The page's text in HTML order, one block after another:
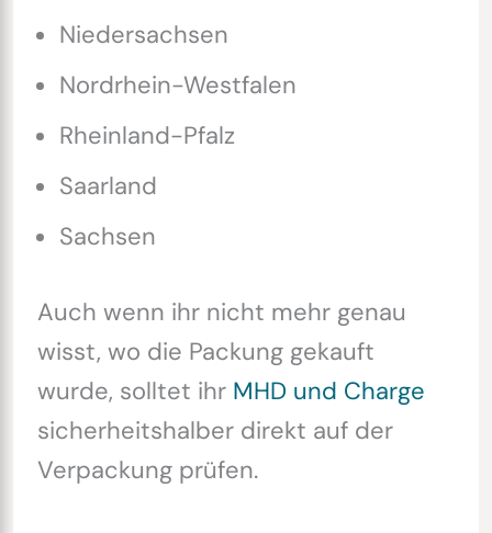
Niedersachsen
Nordrhein-Westfalen
Rheinland-Pfalz
Saarland
Sachsen
Auch wenn ihr nicht mehr genau
wisst, wo die Packung gekauft
wurde, solltet ihr MHD und Charge
sicherheitshalber direkt auf der
Verpackung prüfen.